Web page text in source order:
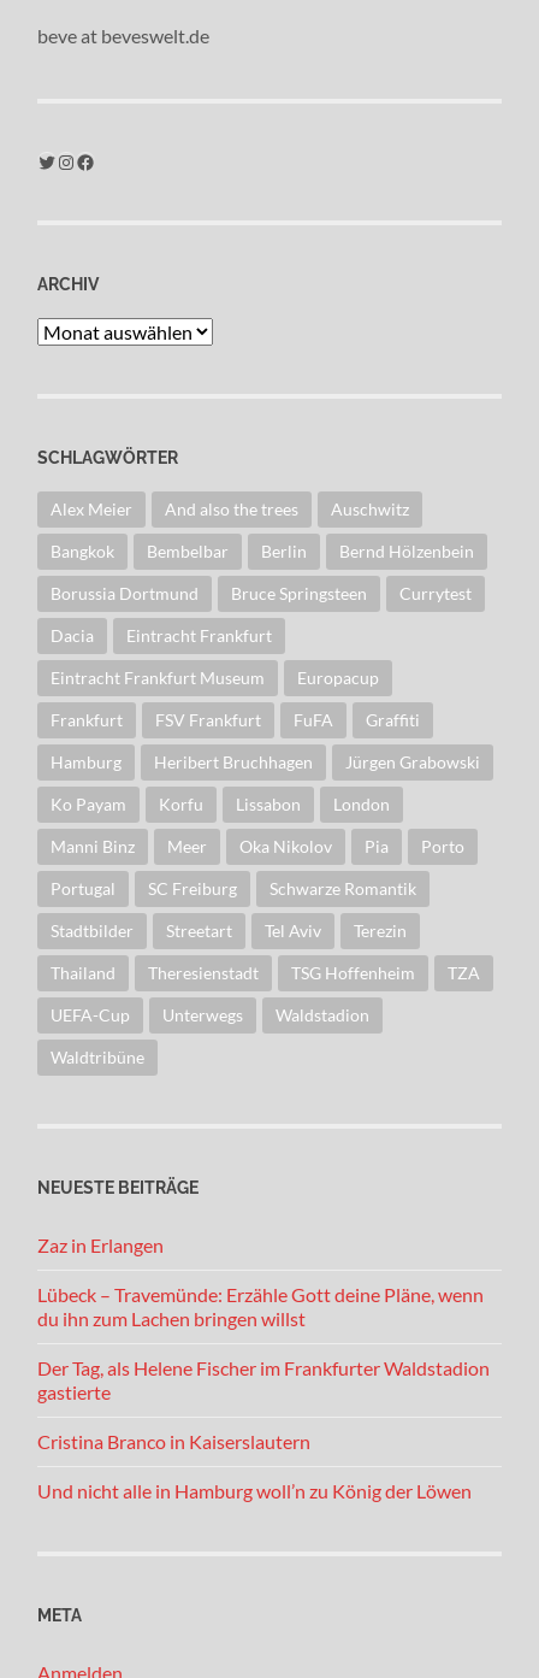
beve at beveswelt.de
Twitter Instagram Facebook
ARCHIV
Archiv
SCHLAGWÖRTER
Alex Meier And also the trees Auschwitz
Bangkok Bembelbar Berlin Bernd Hölzenbein
Borussia Dortmund Bruce Springsteen Currytest
Dacia Eintracht Frankfurt
Eintracht Frankfurt Museum Europacup
Frankfurt FSV Frankfurt FuFA Graffiti
Hamburg Heribert Bruchhagen Jürgen Grabowski
Ko Payam Korfu Lissabon London
Manni Binz Meer Oka Nikolov Pia Porto
Portugal SC Freiburg Schwarze Romantik
Stadtbilder Streetart Tel Aviv Terezin
Thailand Theresienstadt TSG Hoffenheim TZA
UEFA-Cup Unterwegs Waldstadion
Waldtribüne
NEUESTE BEITRÄGE
Zaz in Erlangen
Lübeck – Travemünde: Erzähle Gott deine Pläne, wenn
du ihn zum Lachen bringen willst
Der Tag, als Helene Fischer im Frankfurter Waldstadion
gastierte
Cristina Branco in Kaiserslautern
Und nicht alle in Hamburg woll’n zu König der Löwen
META
Anmelden